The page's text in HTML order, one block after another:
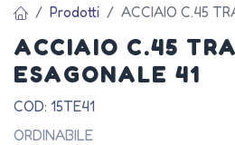
Prodotti ACCIAIO C.45
ACCIAIO C.45
ESAGONALE 41
COD: 15TE41
ORDINABILE